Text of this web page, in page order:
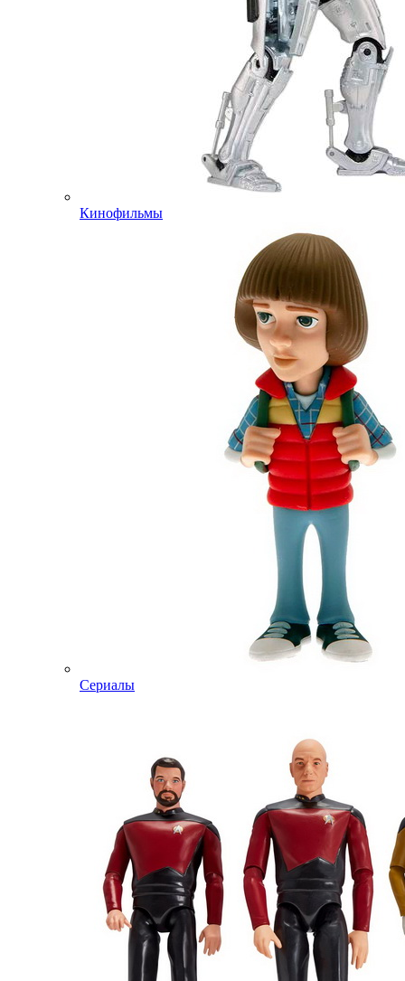
Кинофильмы
Сериалы